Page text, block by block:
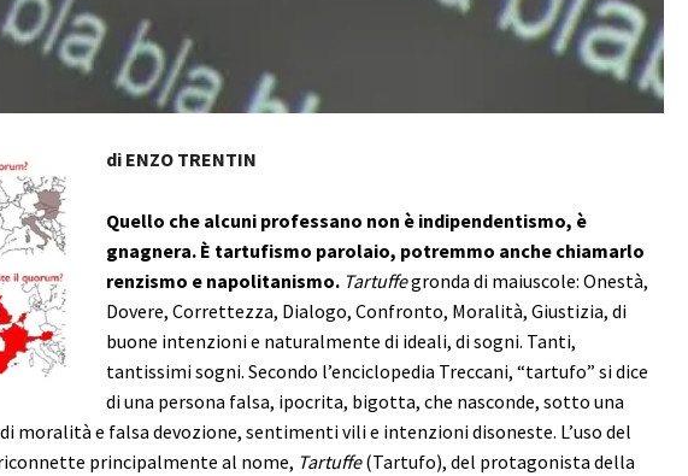
di ENZO TRENTIN
Quello che alcuni professano non è indipendentismo, è
gnagnera. È tartufismo parolaio, potremmo anche chiamarlo
renzismo e napolitanismo. Tartuffegronda di maiuscole: Onestà,
Dovere, Correttezza, Dialogo, Confronto, Moralità, Giustizia, di
buone intenzioni e naturalmente di ideali, di sogni. Tanti,
tantissimi sogni. Secondo l’enciclopedia Treccani, “tartufo” si dice
di una persona falsa, ipocrita, bigotta, che nasconde, sotto una
moralità e falsa devozione, sentimenti vili e intenzioni disoneste. L’uso del
principalmente al nome, Tartuffe(Tartufo), del protagonista della